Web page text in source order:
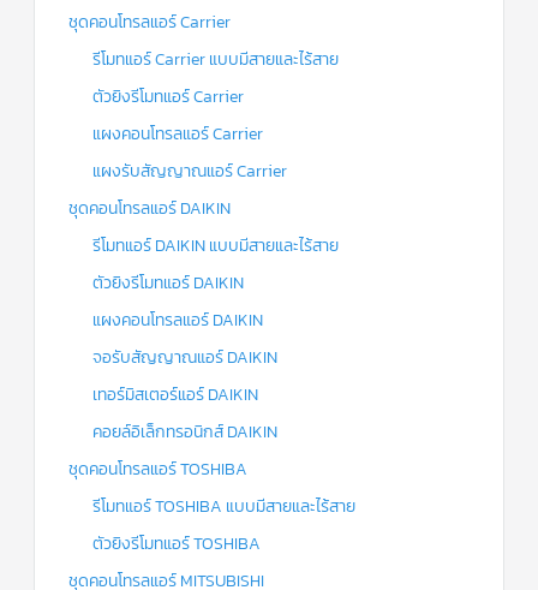
ชุดคอนโทรลแอร์ Carrier
รีโมทแอร์ Carrier แบบมีสายและไร้สาย
ตัวยิงรีโมทแอร์ Carrier
แผงคอนโทรลแอร์ Carrier
แผงรับสัญญาณแอร์ Carrier
ชุดคอนโทรลแอร์ DAIKIN
รีโมทแอร์ DAIKIN แบบมีสายและไร้สาย
ตัวยิงรีโมทแอร์ DAIKIN
แผงคอนโทรลแอร์ DAIKIN
จอรับสัญญาณแอร์ DAIKIN
เทอร์มิสเตอร์แอร์ DAIKIN
คอยล์อิเล็กทรอนิกส์ DAIKIN
ชุดคอนโทรลแอร์ TOSHIBA
รีโมทแอร์ TOSHIBA แบบมีสายและไร้สาย
ตัวยิงรีโมทแอร์ TOSHIBA
ชุดคอนโทรลแอร์ MITSUBISHI